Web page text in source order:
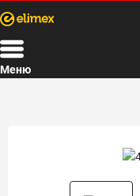
Меню